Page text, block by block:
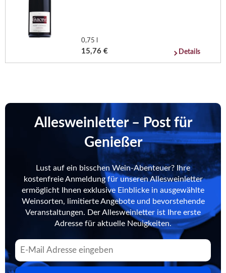
0,75 l
15,76 € Details
Allesweinletter – Post für
Genießer
Lust auf ein bisschen Wein-Abenteuer? Ihre
kostenfreie Anmeldung für unseren Allesweinletter
ermöglicht Ihnen exklusive Einblicke in ausgewählte
Weinsorten, limitierte Angebote und bevorstehende
Veranstaltungen. Der Allesweinletter ist Ihre erste
Adresse für aktuelle Neuigkeiten.